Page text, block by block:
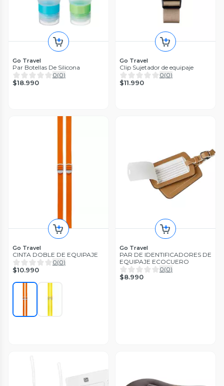
Go Travel
Par Botellas De Silicona
0(0)
$18.990
Go Travel
Clip Sujetador de equipaje
0(0)
$11.990
Go Travel
CINTA DOBLE DE EQUIPAJE
0(0)
$10.990
Go Travel
PAR DE IDENTIFICADORES DE
EQUIPAJE ECOCUERO
0(0)
$8.990